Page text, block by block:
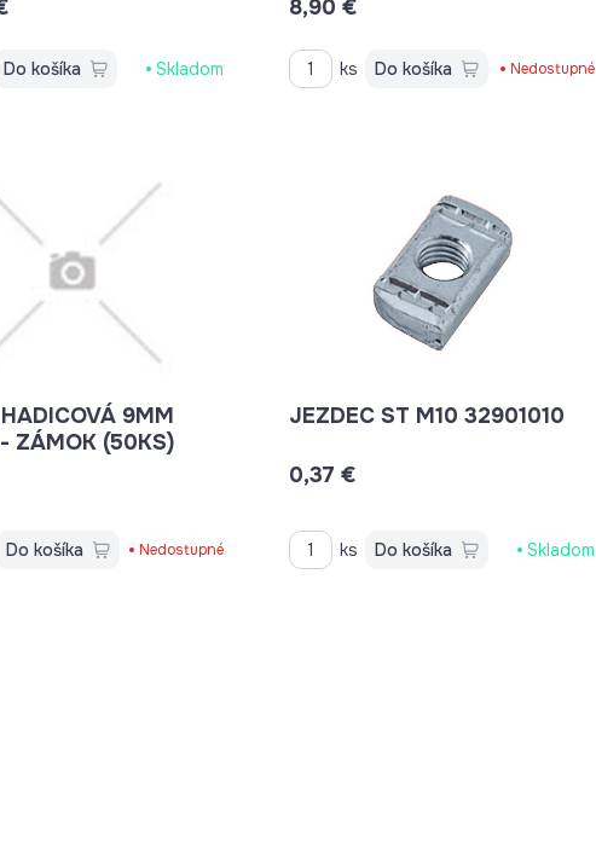
Do košíka Skladom
8,90 €
ks Do košíka Nedostupné
9MM
W2/W1 - ZÁMOK (50KS)
Do košíka Nedostupné
JEZDEC ST M10 32901010
0,37 €
ks Do košíka Skladom